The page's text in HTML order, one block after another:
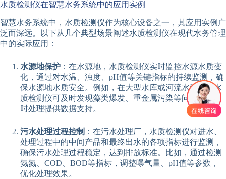
水质检测仪在智慧水务系统中的应用实例
智慧水务系统中，水质检测仪作为核心设备之一，其应用实例广
泛而深远。以下从几个典型场景阐述水质检测仪在现代水务管理
中的实际应用：
水源地保护 ：在水源地，水质检测仪实时监控水源水质变
化，通过对水温、浊度、pH值等关键指标的持续监测，确
保水源地水质安全。例如，在大型水库或河流水源地，水
质检测仪可及时发现藻类爆发、重金属污染等问题，为及
时处理提供数据支持。
污水处理过程控制 ：在污水处理厂，水质检测仪对进水、
处理过程中的中间产品和最终出水的各项指标进行监测，
确保污水处理过程稳定，达到排放标准。比如，通过检测
氨氮、COD、BOD等指标，调整曝气量、pH值等参数，
优化处理效果。